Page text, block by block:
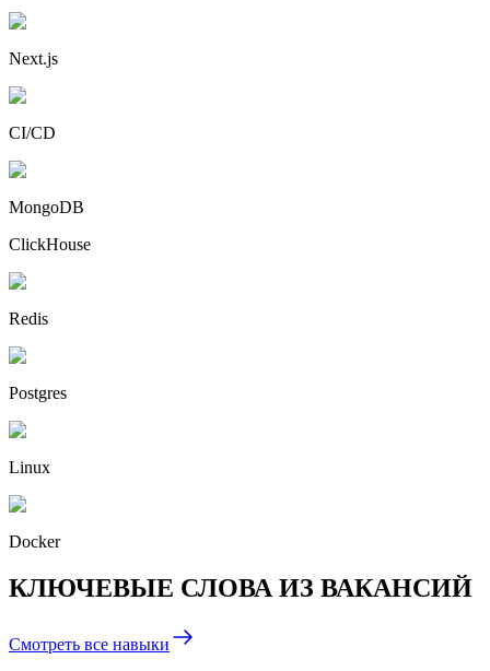
Next.js
CI/CD
MongoDB
ClickHouse
Redis
Postgres
Linux
Docker
КЛЮЧЕВЫЕ СЛОВА ИЗ ВАКАНСИЙ
Смотреть все навыки